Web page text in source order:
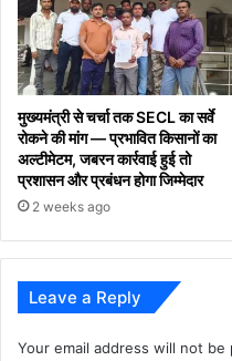
मुख्यमंत्री से चर्चा तक SECL का सर्वे
रोकने की मांग — प्रभावित किसानों का
अल्टीमेटम, जबरन कार्रवाई हुई तो
प्रशासन और प्रबंधन होगा जिम्मेदार
2 weeks ago
Leave a Reply
Your email address will not be